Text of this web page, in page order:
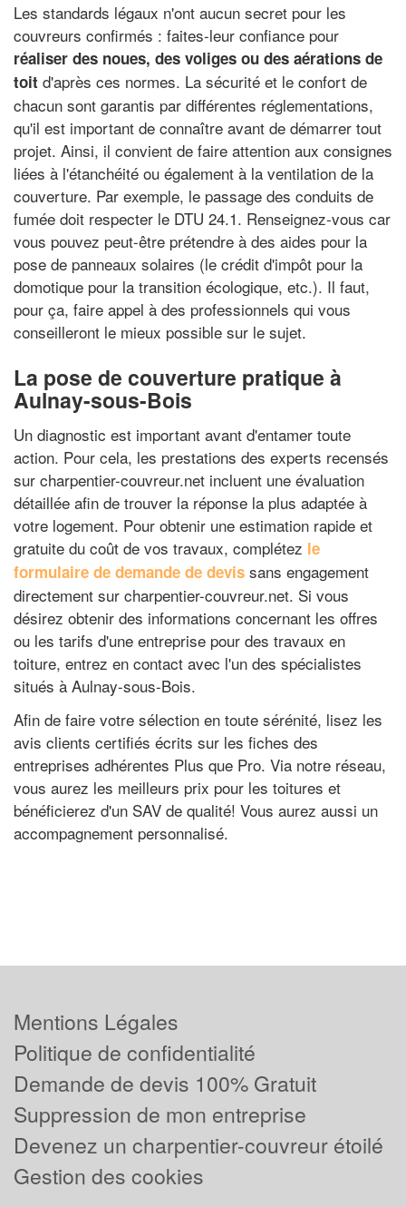
Les standards légaux n'ont aucun secret pour les
couvreurs confirmés : faites-leur confiance pour
réaliser des noues, des voliges ou des aérations de
toit d'après ces normes. La sécurité et le confort de
chacun sont garantis par différentes réglementations,
qu'il est important de connaître avant de démarrer tout
projet. Ainsi, il convient de faire attention aux consignes
liées à l'étanchéité ou également à la ventilation de la
couverture. Par exemple, le passage des conduits de
fumée doit respecter le DTU 24.1. Renseignez-vous car
vous pouvez peut-être prétendre à des aides pour la
pose de panneaux solaires (le crédit d'impôt pour la
domotique pour la transition écologique, etc.). Il faut,
pour ça, faire appel à des professionnels qui vous
conseilleront le mieux possible sur le sujet.
La pose de couverture pratique à
Aulnay-sous-Bois
Un diagnostic est important avant d'entamer toute
action. Pour cela, les prestations des experts recensés
sur charpentier-couvreur.net incluent une évaluation
détaillée afin de trouver la réponse la plus adaptée à
votre logement. Pour obtenir une estimation rapide et
gratuite du coût de vos travaux, complétez le
formulaire de demande de devis sans engagement
directement sur charpentier-couvreur.net. Si vous
désirez obtenir des informations concernant les offres
ou les tarifs d'une entreprise pour des travaux en
toiture, entrez en contact avec l'un des spécialistes
situés à Aulnay-sous-Bois.
Afin de faire votre sélection en toute sérénité, lisez les
avis clients certifiés écrits sur les fiches des
entreprises adhérentes Plus que Pro. Via notre réseau,
vous aurez les meilleurs prix pour les toitures et
bénéficierez d'un SAV de qualité! Vous aurez aussi un
accompagnement personnalisé.
Mentions Légales
Politique de confidentialité
Demande de devis 100% Gratuit
Suppression de mon entreprise
Devenez un charpentier-couvreur étoilé
Gestion des cookies